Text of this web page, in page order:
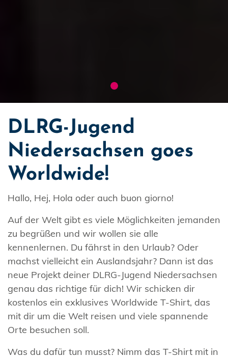
DLRG-Jugend
Niedersachsen goes
Worldwide!
Hallo, Hej, Hola oder auch buon giorno!
Auf der Welt gibt es viele Möglichkeiten jemanden
zu begrüßen und wir wollen sie alle
kennenlernen. Du fährst in den Urlaub? Oder
machst vielleicht ein Auslandsjahr? Dann ist das
neue Projekt deiner DLRG-Jugend Niedersachsen
genau das richtige für dich! Wir schicken dir
kostenlos ein exklusives Worldwide T-Shirt, das
mit dir um die Welt reisen und viele spannende
Orte besuchen soll.
Was du dafür tun musst? Nimm das T-Shirt mit in